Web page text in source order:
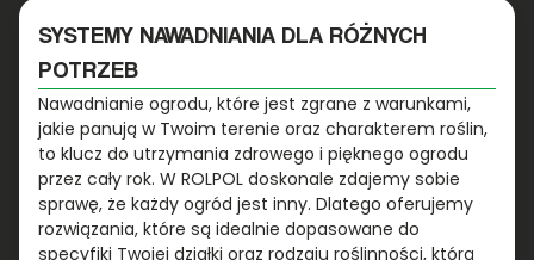
SYSTEMY NAWADNIANIA DLA RÓŻNYCH
POTRZEB
Nawadnianie ogrodu, które jest zgrane z warunkami,
jakie panują w Twoim terenie oraz charakterem roślin,
to klucz do utrzymania zdrowego i pięknego ogrodu
przez cały rok. W ROLPOL doskonale zdajemy sobie
sprawę, że każdy ogród jest inny. Dlatego oferujemy
rozwiązania, które są idealnie dopasowane do
specyfiki Twojej działki oraz rodzaju roślinności, którą